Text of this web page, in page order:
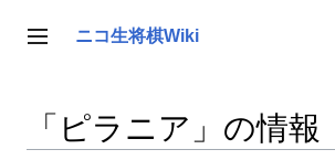
ン
ス
サイドバーの切り替え
ニコ生将棋Wiki
「ピラニア」の情報